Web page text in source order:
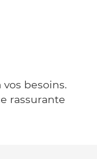
besoins.
rassurante